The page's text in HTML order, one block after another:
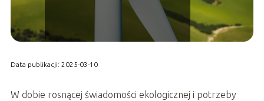
Data publikacji: 2025-03-10
W dobie rosnącej świadomości ekologicznej i potrzeby